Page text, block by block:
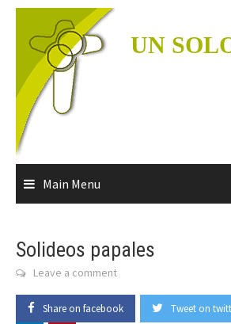
Skip
content
UN
Main Menu
Solideos papales
Leave a comment
Share on facebook Tweet on